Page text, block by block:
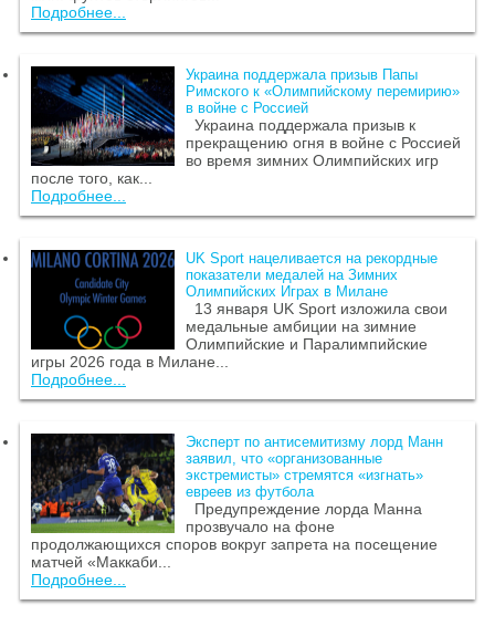
Подробнее...
Украина поддержала призыв Папы
Римского к «Олимпийскому перемирию»
в войне с Россией
Украина поддержала призыв к
прекращению огня в войне с Россией
во время зимних Олимпийских игр
после того, как...
Подробнее...
UK Sport нацеливается на рекордные
показатели медалей на Зимних
Олимпийских Играх в Милане
13 января UK Sport изложила свои
медальные амбиции на зимние
Олимпийские и Паралимпийские
игры 2026 года в Милане...
Подробнее...
Эксперт по антисемитизму лорд Манн
заявил, что «организованные
экстремисты» стремятся «изгнать»
евреев из футбола
Предупреждение лорда Манна
прозвучало на фоне
продолжающихся споров вокруг запрета на посещение
матчей «Маккаби...
Подробнее...